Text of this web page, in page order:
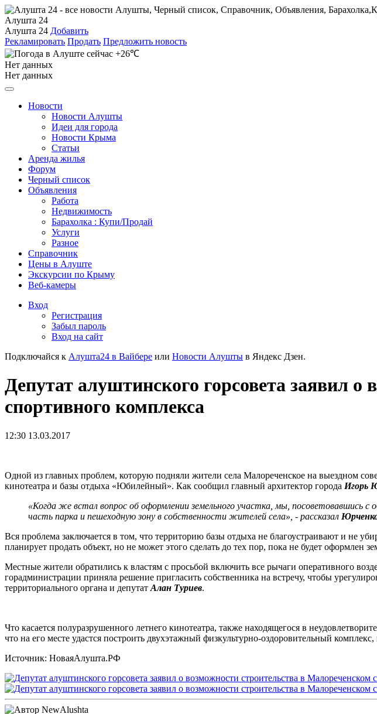
Алушта 24
Алушта 24 Добавить
Рекламировать Продать Предложить новость
+26℃
Нет данных
Нет данных
Новости
Новости Алушты
Идеи для города
Новости Крыма
Статьи
Аренда жилья
Форум
Черный список
Объявления
Работа
Недвижимость
Барахолка : Купи/Продай
Услуги
Разное
Справочник
Цены в Алуште
Экскурсии по Крыму
Веб-камеры
Вход
Регистрация
Забыл пароль
Вход на сайт
Подключайся к Алушта24 в Вайбере или Новости Алушты в Яндекс Дзен.
Депутат алуштинского горсовета заявил
спортивного комплекса
12:30 13.03.2017
Одной из главных проблем, которую подняли жители села Малореченское на выездном
кинотеатра и базы отдыха «Юбилейный». Как сообщил главный архитектор города Игорь
«Когда же встал вопрос об оформлении земельного участка, мы, посоветовавшись
часть парка и пешеходную зону в собственности жителей села», - рассказал
Вся проблема заключается в том, что территорию базы отдыха не благоустраивают и не
планирует продать объект, но не может этого сделать до тех пор, пока не будет оформлен
Местные жители обратились к властям с просьбой включить все рычаги оперативного
горадминистрации приняла решение пригласить собственника на встречу, чтобы
территориального органа и депутат Алан Туриев.
Что касается полуразрушенного летнего кинотеатра, также находящегося в
что на его месте удастся построить двухэтажный физкультурно-оздоровительный
Источник: НоваяАлушта.РФ